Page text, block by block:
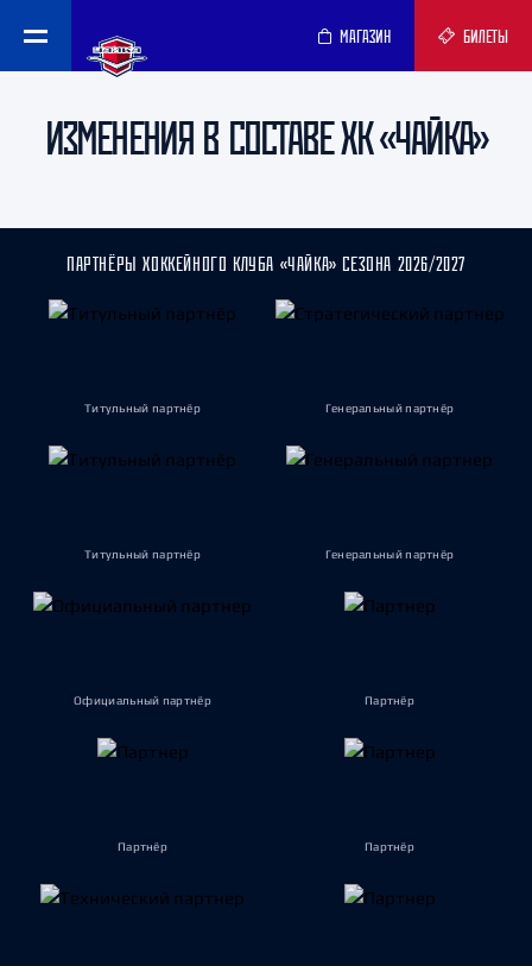
МАГАЗИН БИЛЕТЫ
ИЗМЕНЕНИЯ В СОСТАВЕ ХК «ЧАЙКА»
ПАРТНЁРЫ ХОККЕЙНОГО КЛУБА «ЧАЙКА» СЕЗОНА 2026/2027
Титульный партнёр Генеральный партнёр
Титульный партнёр Генеральный партнёр
Официальный партнёр Партнёр
Партнёр Партнёр